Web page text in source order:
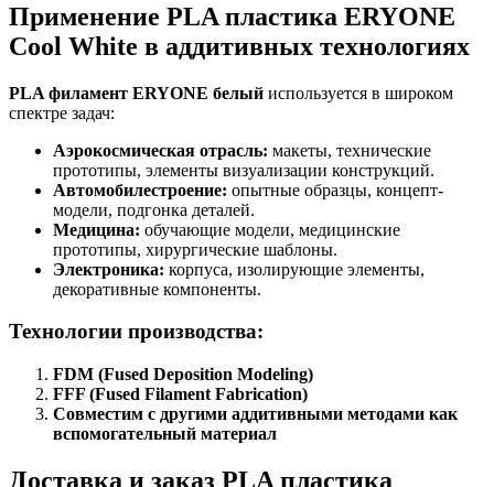
Применение PLA пластика ERYONE
Cool White в аддитивных технологиях
PLA филамент ERYONE белый используется в широком
спектре задач:
Аэрокосмическая отрасль: макеты, технические
прототипы, элементы визуализации конструкций.
Автомобилестроение: опытные образцы, концепт-
модели, подгонка деталей.
Медицина: обучающие модели, медицинские
прототипы, хирургические шаблоны.
Электроника: корпуса, изолирующие элементы,
декоративные компоненты.
Технологии производства:
FDM (Fused Deposition Modeling)
FFF (Fused Filament Fabrication)
Совместим с другими аддитивными методами как
вспомогательный материал
Доставка и заказ PLA пластика